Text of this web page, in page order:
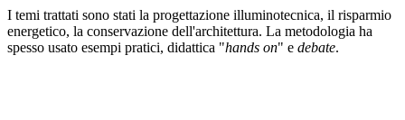
I temi trattati sono stati la progettazione illuminotecnica, il risparmio
energetico, la conservazione dell'architettura. La metodologia ha
spesso usato esempi pratici, didattica "hands on" e debate.